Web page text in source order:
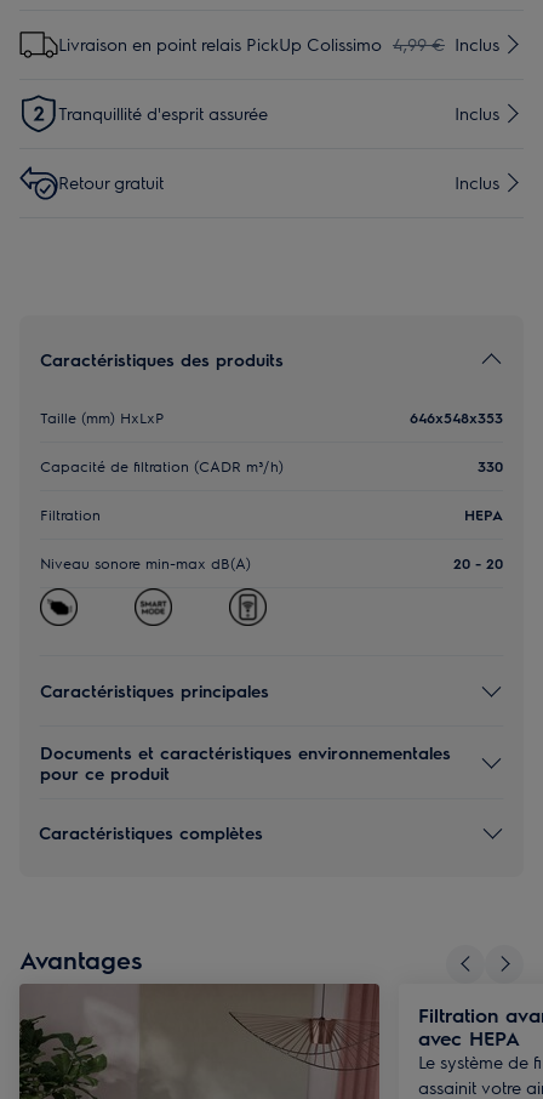
Livraison en point relais PickUp Colissimo 4,99 € Inclus
Tranquillité d'esprit assurée Inclus
Retour gratuit Inclus
Caractéristiques des produits
Taille (mm) HxLxP 646x548x353
Capacité de filtration (CADR m³/h) 330
Filtration HEPA
Niveau sonore min-max dB(A) 20 - 20
Caractéristiques principales
Documents et caractéristiques environnementales
pour ce produit
Caractéristiques complètes
Avantages
Filtration
avec HEPA
Le système de
assainit votre